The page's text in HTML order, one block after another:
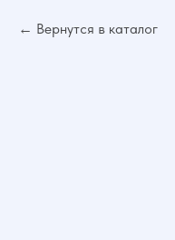
Вернутся в каталог